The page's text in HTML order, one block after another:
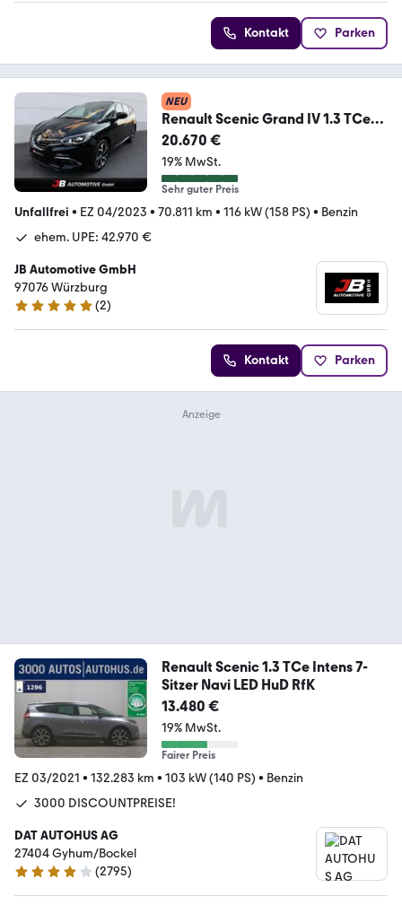
Kontakt Parken
NEU
Renault Scenic Grand IV 1.3 TCe
160 Executive AHK Bose
20.670 €
19% MwSt.
Sehr guter Preis
Unfallfrei • EZ 04/2023 • 70.811 km • 116 kW (158 PS) • Benzin
ehem. UPE: 42.970 €
JB Automotive GmbH
97076 Würzburg
5 Sterne
(2)
Kontakt Parken
Renault Scenic 1.3 TCe Intens 7-
Sitzer Navi LED HuD RfK
13.480 €
19% MwSt.
Fairer Preis
EZ 03/2021 • 132.283 km • 103 kW (140 PS) • Benzin
3000 DISCOUNTPREISE!
DAT AUTOHUS AG
27404 Gyhum/Bockel
4.2 Sterne
(2795)